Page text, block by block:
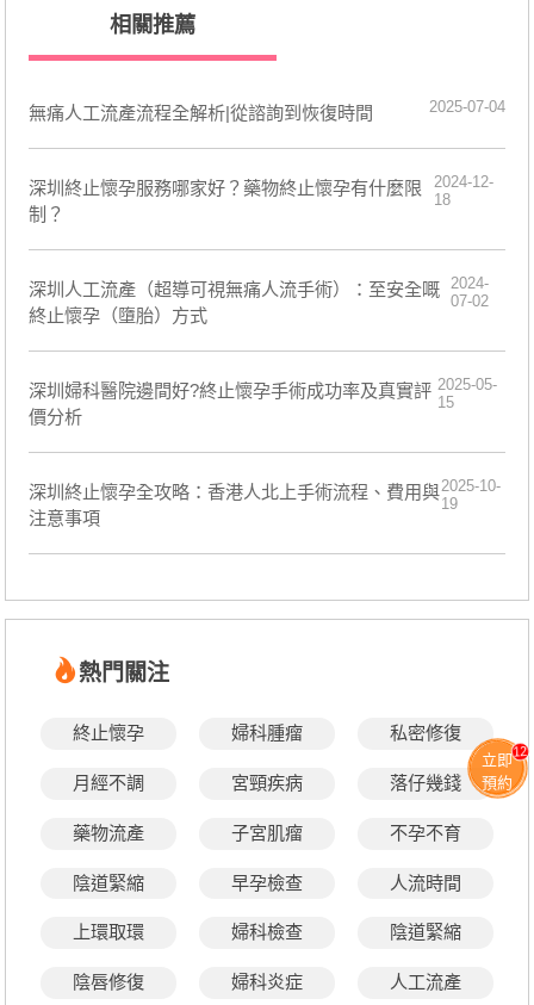
相關推薦
無痛人工流產流程全解析|從諮詢到恢復時間 2025-07-04
深圳終止懷孕服務哪家好？藥物終止懷孕有什麼限
制？
2024-12-
18
深圳人工流產（超導可視無痛人流手術）：至安全嘅
終止懷孕（墮胎）方式
2024-
07-02
深圳婦科醫院邊間好?終止懷孕手術成功率及真實評
價分析
2025-05-
15
深圳終止懷孕全攻略：香港人北上手術流程、費用與
注意事項
2025-10-
19
熱門關注
終止懷孕 婦科腫瘤 私密修復
月經不調 宮頸疾病 落仔幾錢
藥物流產 子宮肌瘤 不孕不育
陰道緊縮 早孕檢查 人流時間
上環取環 婦科檢查 陰道緊縮
陰唇修復 婦科炎症 人工流產
立即
預約
12